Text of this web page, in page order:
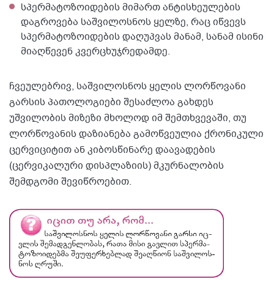
სპერმატოზოიდების მიმართ ანტისხეულების
დაგროვება საშვილოსნოს ყელზე, რაც იწვევს
სპერმატოზოიდების დაღუპვას მანამ, სანამ ისინი
მიაღწევენ კვერცხუჯრედამდე.
ჩვეულებრივ, საშვილოსნოს ყელის ლორწოვანი
გარსის პათოლოგიები შესაძლოა გახდეს
უშვილობის მიზეზი მხოლოდ იმ შემთხვევაში, თუ
ლორწოვანის დაზიანება გამოწვეულია ქრონიკული
ცერვიციტით ან კიბოსწინარე დაავადების
(ცერვიკალური დისპლაზიის) მკურნალობის
შემდგომი შევიწროებით.